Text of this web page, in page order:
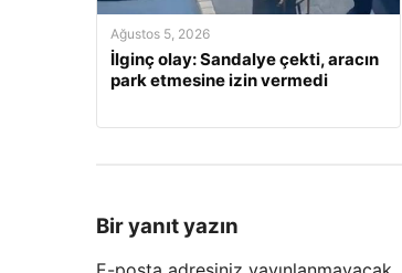
Ağustos 5, 2026
İlginç olay: Sandalye çekti, aracın
park etmesine izin vermedi
Bir yanıt yazın